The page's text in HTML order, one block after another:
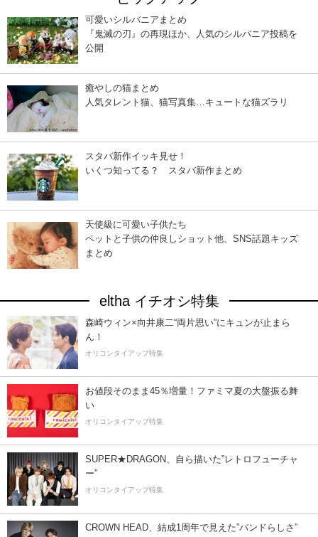
可愛いシルバニアまとめ
『鬼滅の刃』の再現ほか、人気のシルバニア投稿を
公開
癒やしの猫まとめ
人気タレント猫、猫写真集…キュートな猫ズラリ
スタバ新作イッキ見せ！
いくつ知ってる？ スタバ新作まとめ
天使級に可愛い子供たち
ペットと子供の仲良しショット他、SNS話題キッズ
まとめ
eltha イチオシ特集
森崎ウィン×向井康二“両片思い”にキュンが止まら
ん！
オリコンタイアップ特集
お値段そのまま45％増量！ファミマ夏の大盤振る舞
い
オリコンタイアップ特集
SUPER★DRAGON、自ら描いた”レトロフューチャ
ー”
オリコンタイアップ特集
CROWN HEAD、結成1周年で見えた”バンドらしさ”